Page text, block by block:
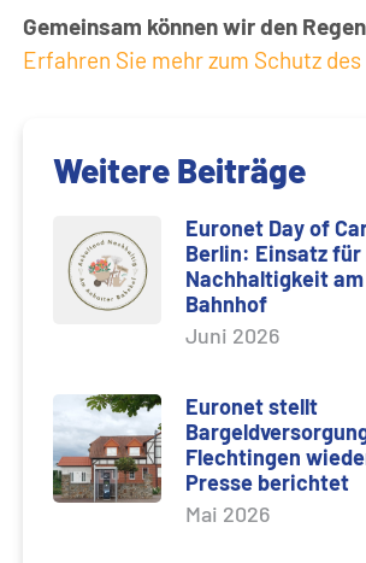
Gemeinsam können wir den
Erfahren Sie mehr zum Schutz
Weitere Beiträge
Euronet Day of
Berlin: Einsatz für
Nachhaltigkeit
Bahnhof
Juni 2026
Euronet stellt
Flechtingen
Presse berichtet
Mai 2026